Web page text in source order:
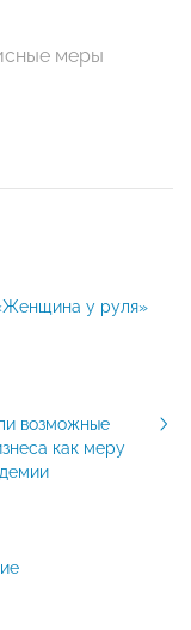
меры
у руля»
возможные
как меру